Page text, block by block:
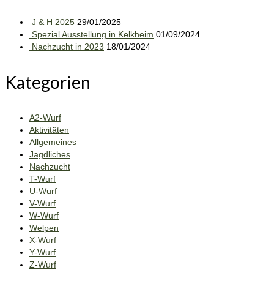
J & H 2025 29/01/2025
Spezial Ausstellung in Kelkheim 01/09/2024
Nachzucht in 2023 18/01/2024
Kategorien
A2-Wurf
Aktivitäten
Allgemeines
Jagdliches
Nachzucht
T-Wurf
U-Wurf
V-Wurf
W-Wurf
Welpen
X-Wurf
Y-Wurf
Z-Wurf